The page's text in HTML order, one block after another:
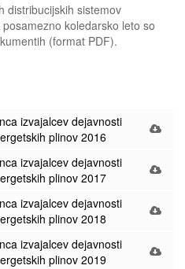
distribucijskih sistemov
koledarsko leto so
(format PDF).
izvajalcev dejavnosti
plinov 2016
izvajalcev dejavnosti
plinov 2017
izvajalcev dejavnosti
plinov 2018
izvajalcev dejavnosti
plinov 2019